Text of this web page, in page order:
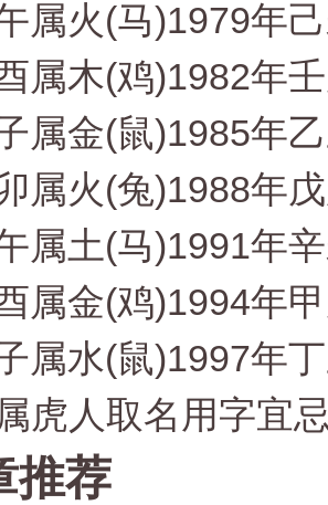
属火(马)1979年
属木(鸡)1982年
属金(鼠)1985年
属火(兔)1988年
属土(马)1991年
属金(鸡)1994年
属水(鼠)1997年
虎人取名用字宜
推荐